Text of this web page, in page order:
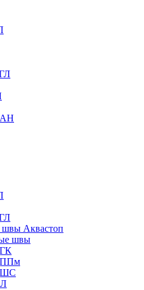
Аквастоп
швы